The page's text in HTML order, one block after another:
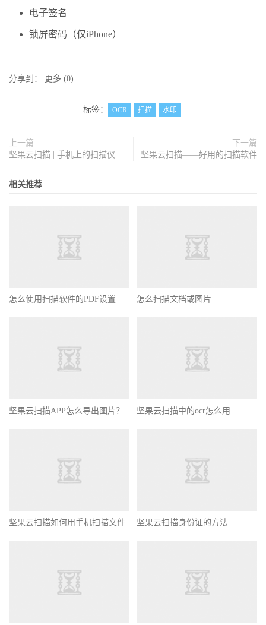
电子签名
锁屏密码（仅iPhone）
分享到： 更多 (0)
标签： OCR 扫描 水印
上一篇
坚果云扫描 | 手机上的扫描仪
下一篇
坚果云扫描——好用的扫描软件
相关推荐
怎么使用扫描软件的PDF设置 怎么扫描文档或图片
坚果云扫描APP怎么导出图片？ 坚果云扫描中的ocr怎么用
坚果云扫描如何用手机扫描文件 坚果云扫描身份证的方法